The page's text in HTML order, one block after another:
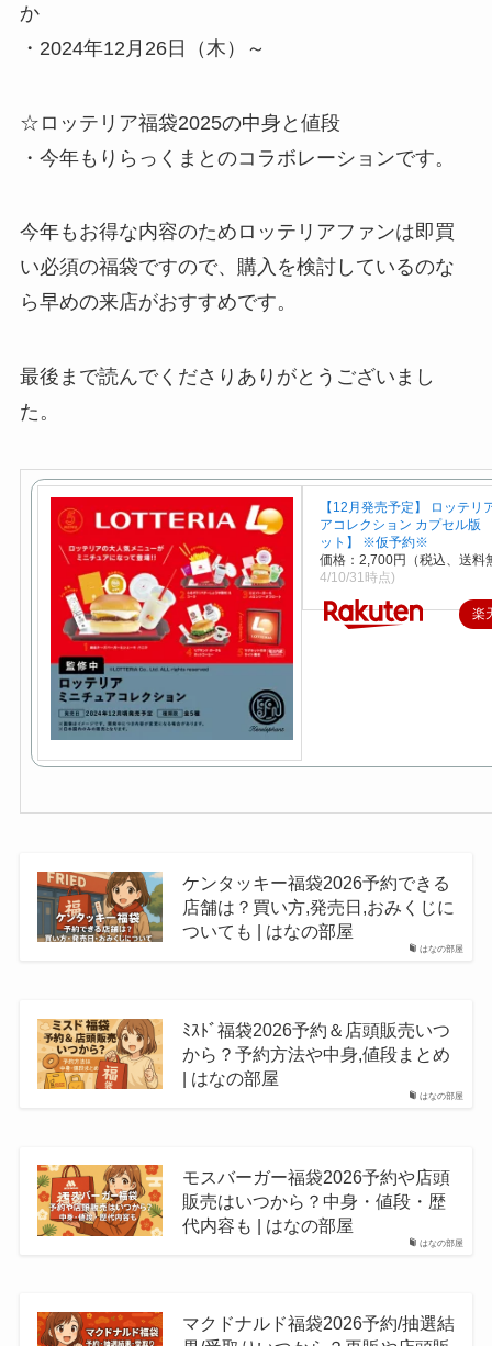
か
・2024年12月26日（木）～
☆ロッテリア福袋2025の中身と値段
・今年もりらっくまとのコラボレーションです。
今年もお得な内容のためロッテリアファンは即買
い必須の福袋ですので、購入を検討しているのな
ら早めの来店がおすすめです。
最後まで読んでくださりありがとうございまし
た。
【12月発売予定】 ロッテリ
アコレクション カプセル版
ット】 ※仮予約※
価格：2,700円（税込、送料
4/10/31時点)
楽
はなの部屋
ケンタッキー福袋2026予約できる
店舗は？買い方,発売日,おみくじに
ついても | はなの部屋
はなの部屋
ﾐｽﾄﾞ福袋2026予約＆店頭販売いつ
から？予約方法や中身,値段まとめ
| はなの部屋
はなの部屋
モスバーガー福袋2026予約や店頭
販売はいつから？中身・値段・歴
代内容も | はなの部屋
マクドナルド福袋2026予約/抽選結